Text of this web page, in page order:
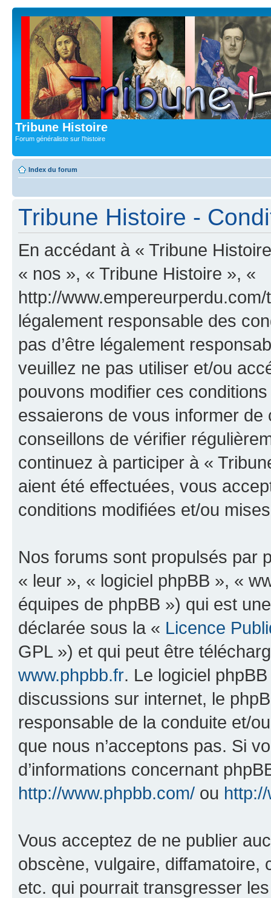
Tribune Histoire
Forum généraliste sur l'histoire
Index du forum
Tribune Histoire -
En accédant à « Tribune
« nos », « Tribune Histoire », «
http://
légalement responsable des
pas d’être légalement
veuillez ne pas utiliser et/ou
pouvons modifier ces
essaierons de vous informer
conseillons de vérifier
continuez à participer à «
aient été effectuées, vous
conditions modifiées et/ou
Nos forums sont propulsés par
« leur », « logiciel phpBB », «
équipes de phpBB ») qui est
déclarée sous la « Licence
GPL ») et qui peut être
www.phpbb.fr. Le logiciel
discussions sur internet, le
responsable de la conduite et/
que nous n’acceptons pas. Si
d’informations concernant
http://www.phpbb.com/ ou
Vous acceptez de ne publier
obscène, vulgaire, diffamatoire,
etc. qui pourrait transgresser